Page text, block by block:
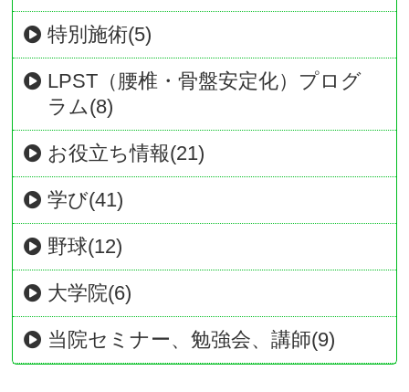
特別施術(5)
LPST（腰椎・骨盤安定化）プログ
ラム(8)
お役立ち情報(21)
学び(41)
野球(12)
大学院(6)
当院セミナー、勉強会、講師(9)